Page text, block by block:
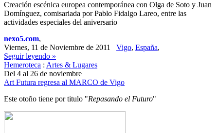
Creación escénica europea contemporánea con Olga de Soto y Juan
Domínguez, comisariada por Pablo Fidalgo Lareo, entre las
actividades especiales del aniversario
nexo5.com,
Viernes, 11 de Noviembre de 2011 Vigo, España,
Seguir leyendo »
Hemeroteca : Artes & Lugares
Del 4 al 26 de noviembre
Art Futura regresa al MARCO de Vigo
Este otoño tiene por titulo "Repasando el Futuro"